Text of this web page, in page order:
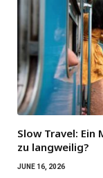
Slow Travel:
zu langweilig?
JUNE 16, 2026